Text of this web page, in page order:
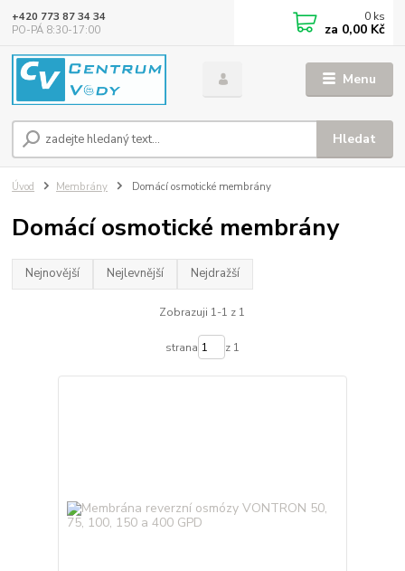
Menu
Hledat
+420 773 87 34 34
PO-PÁ 8:30-17:00
0 ks
za 0,00 Kč
Úvod Membrány Domácí osmotické membrány
Domácí osmotické membrány
Nejnovější Nejlevnější Nejdražší
Zobrazuji 1-1 z 1
strana z 1